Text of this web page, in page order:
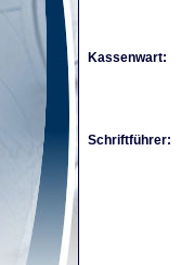
Kassenwart:
Schriftführer: